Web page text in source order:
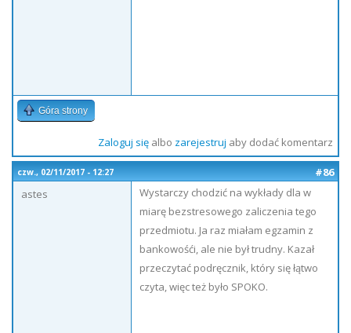
Góra strony
Zaloguj sięalbo zarejestruj aby dodać komentarz
czw., 02/11/2017 - 12:27
#86
astes
Wystarczy chodzić na wykłady dla w
miarę bezstresowego zaliczenia tego
przedmiotu. Ja raz miałam egzamin z
bankowośći, ale nie był trudny. Kazał
przeczytać podręcznik, który się łątwo
czyta, więc też było SPOKO.